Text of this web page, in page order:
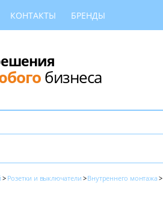
КОНТАКТЫ БРЕНДЫ
бизнеса
Розетки и выключатели Внутреннего монтажа